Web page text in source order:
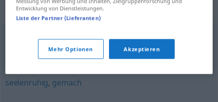
Synonyme für "gemütlich"
,(ganz) gelassen
seelenruhig, gemach
Entwicklung von Dienstleistungen.
Liste der Partner (Lieferanten)
Mehr Optionen Akzeptieren